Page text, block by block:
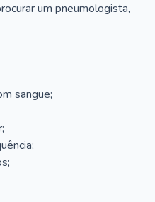
um pneumologista,
sangue;